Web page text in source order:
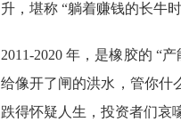
升，堪称 “躺着赚钱的长牛时
2011-2020 年，是橡胶的 “
给像开了闸的洪水，管你什
跌得怀疑人生，投资者们哀